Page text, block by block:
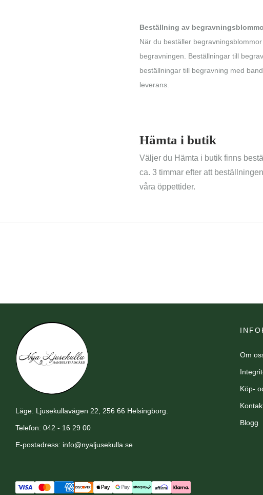
Beställning av
När du beställer
begravningen. Beställningar till
beställningar till begravning med
leverans.
Hämta i butik
Väljer du Hämta i butik finns
ca. 3 timmar efter att
våra öppettider.
Läge: Ljusekullavägen 22, 256 66 Helsingborg.
Telefon: 042 - 16 29 00
E-postadress: info@nyaljusekulla.se
Om
Köp-
Blogg